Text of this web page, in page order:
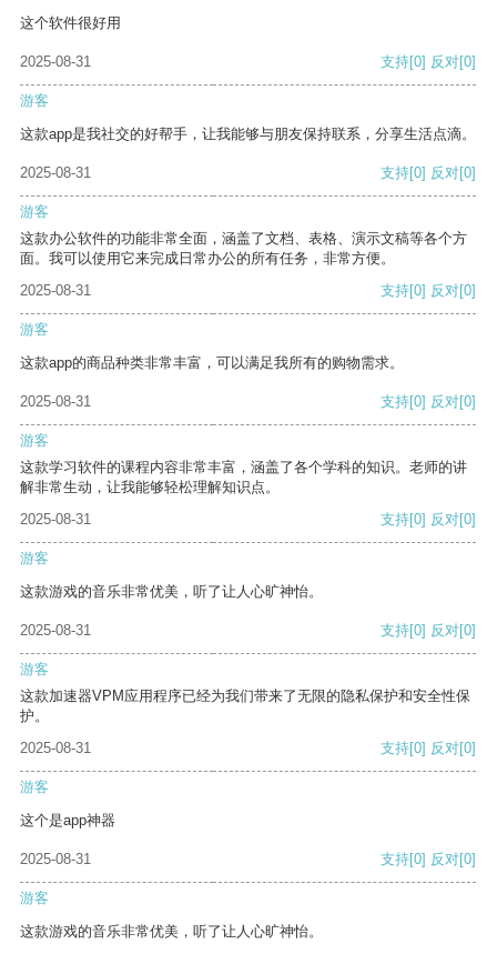
这个软件很好用
2025-08-31 支持[0] 反对[0]
游客
这款app是我社交的好帮手，让我能够与朋友保持联系，分享生活点滴。
2025-08-31 支持[0] 反对[0]
游客
这款办公软件的功能非常全面，涵盖了文档、表格、演示文稿等各个方
面。我可以使用它来完成日常办公的所有任务，非常方便。
2025-08-31
支持[0] 反对[0]
游客
这款app的商品种类非常丰富，可以满足我所有的购物需求。
2025-08-31 支持[0] 反对[0]
游客
这款学习软件的课程内容非常丰富，涵盖了各个学科的知识。老师的讲
解非常生动，让我能够轻松理解知识点。
2025-08-31
支持[0] 反对[0]
游客
这款游戏的音乐非常优美，听了让人心旷神怡。
2025-08-31 支持[0] 反对[0]
游客
这款加速器VPM应用程序已经为我们带来了无限的隐私保护和安全性保
护。
2025-08-31
支持[0] 反对[0]
游客
这个是app神器
2025-08-31 支持[0] 反对[0]
游客
这款游戏的音乐非常优美，听了让人心旷神怡。